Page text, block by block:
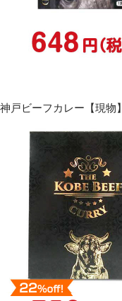
神戸ビーフカレー【現物】